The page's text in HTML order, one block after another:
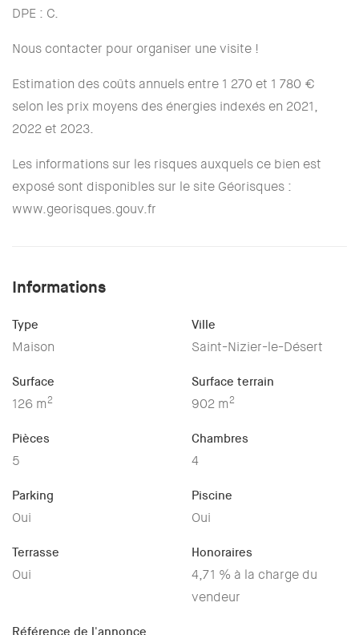
DPE : C.
Nous contacter pour organiser une visite !
Estimation des coûts annuels entre 1 270 et 1 780 €
selon les prix moyens des énergies indexés en 2021,
2022 et 2023.
Les informations sur les risques auxquels ce bien est
exposé sont disponibles sur le site Géorisques :
www.georisques.gouv.fr
Informations
Type
Maison
Ville
Saint-Nizier-le-Désert
Surface
126 m2
Surface terrain
902 m2
Pièces
5
Chambres
4
Parking
Oui
Piscine
Oui
Terrasse
Oui
Honoraires
4,71 % à la charge du
vendeur
Référence de l'annonce